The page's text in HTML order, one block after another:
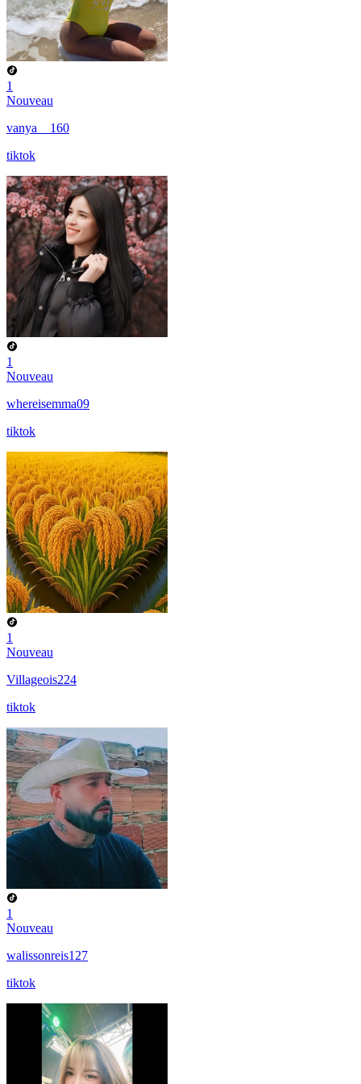
1
Nouveau
vanya__160
tiktok
1
Nouveau
whereisemma09
tiktok
1
Nouveau
Villageois224
tiktok
1
Nouveau
walissonreis127
tiktok